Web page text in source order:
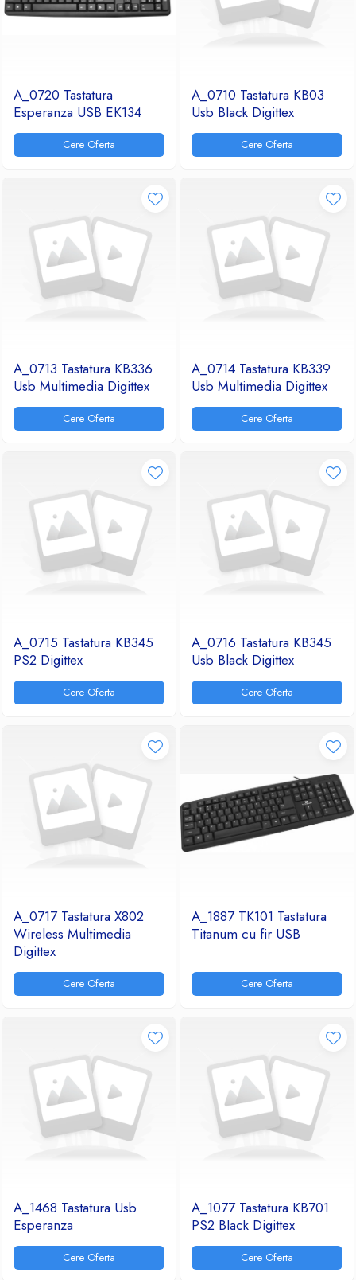
A_0720 Tastatura
Esperanza USB EK134
Cere Oferta
A_0710 Tastatura KB03
Usb Black Digittex
Cere Oferta
A_0713 Tastatura KB336
Usb Multimedia Digittex
Cere Oferta
A_0714 Tastatura KB339
Usb Multimedia Digittex
Cere Oferta
A_0715 Tastatura KB345
PS2 Digittex
Cere Oferta
A_0716 Tastatura KB345
Usb Black Digittex
Cere Oferta
A_0717 Tastatura X802
Wireless Multimedia
Digittex
Cere Oferta
A_1887 TK101 Tastatura
Titanum cu fir USB
Cere Oferta
A_1468 Tastatura Usb
Esperanza
Cere Oferta
A_1077 Tastatura KB701
PS2 Black Digittex
Cere Oferta